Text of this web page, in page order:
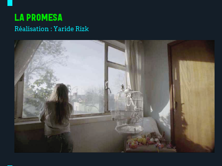
LA PROMESA
Réalisation :Yaride Rizk